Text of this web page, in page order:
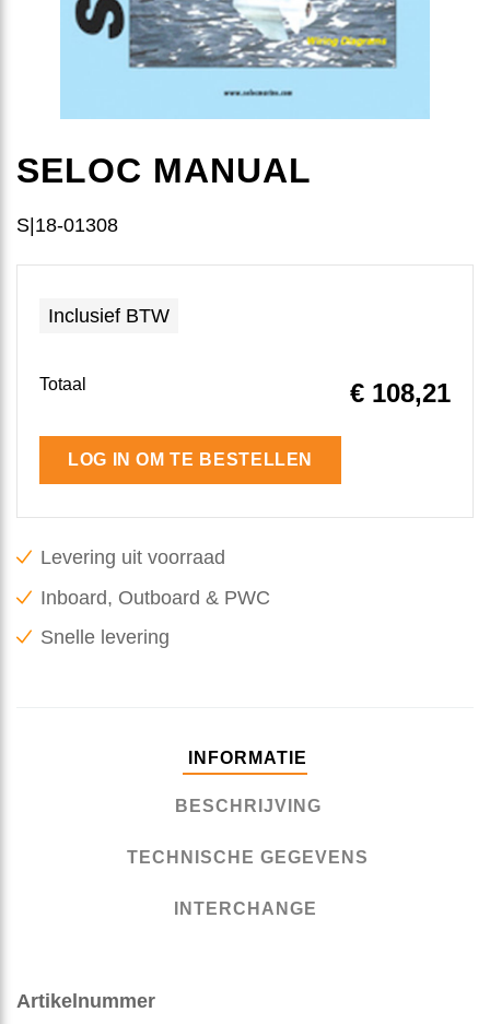
SELOC MANUAL
S|18-01308
Inclusief BTW
Totaal € 108,21
LOG IN OM TE BESTELLEN
Levering uit voorraad
Inboard, Outboard & PWC
Snelle levering
INFORMATIE
BESCHRIJVING
TECHNISCHE GEGEVENS
INTERCHANGE
Artikelnummer